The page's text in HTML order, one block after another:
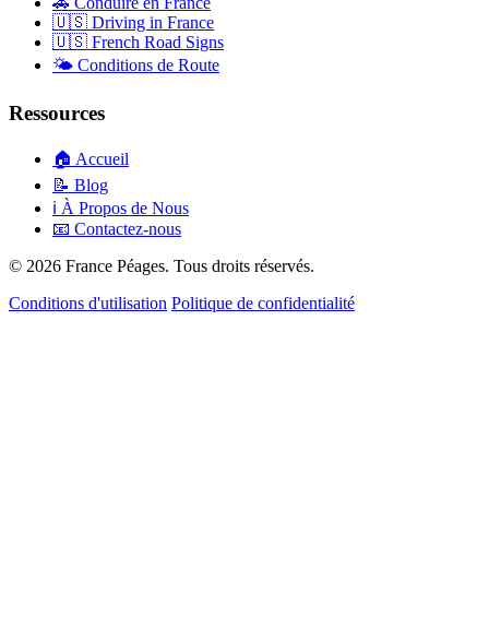
🇺🇸 Driving in France
🇺🇸 French Road Signs
🌤️ Conditions de Route
Ressources
🏠 Accueil
📝 Blog
ℹ️ À Propos de Nous
📧 Contactez-nous
© 2026 France Péages. Tous droits réservés.
Conditions d'utilisation Politique de confidentialité